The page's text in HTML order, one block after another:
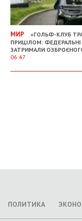
МИР
«ГОЛЬФ-КЛУБ
ПРИЦІЛОМ:
ЗАТРИМАЛИ
06:47
ПОЛИТИКА